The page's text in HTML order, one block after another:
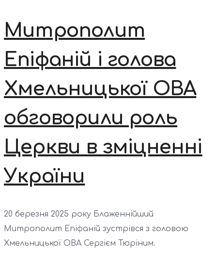
Митрополит
Епіфаній і голова
Хмельницької ОВА
обговорили роль
Церкви в зміцненні
України
20 березня 2025 року Блаженнійший
Митрополит Епіфаній зустрівся з головою
Хмельницької ОВА Сергієм Тюріним.